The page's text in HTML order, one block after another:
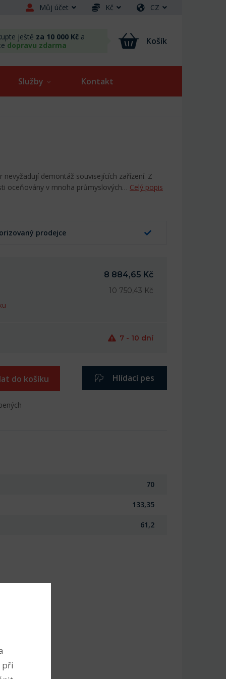
Můj účet Kč CZ
ještě za 10 000 Kč a
dopravu zdarma Košík
Služby Kontakt
nevyžadují demontáž souvisejících zařízení. Z
oceňovány v mnoha průmyslových… Celý popis
prodejce
8 884,65 Kč
10 750,43 Kč
7 - 10 dní
do košíku Hlídací pes
70
133,35
61,2
při